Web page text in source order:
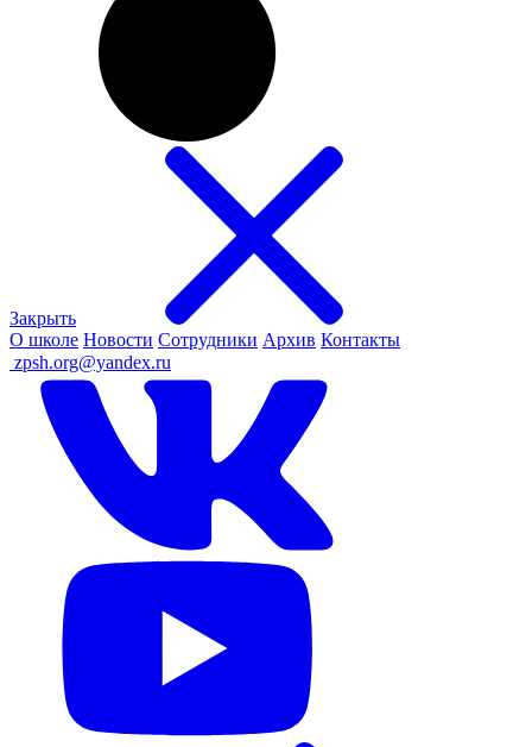
Закрыть
О школе Новости Сотрудники Архив Контакты
zpsh.org@yandex.ru